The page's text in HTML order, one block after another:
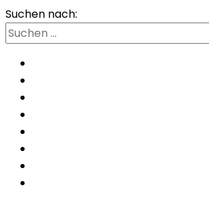
Suchen nach: